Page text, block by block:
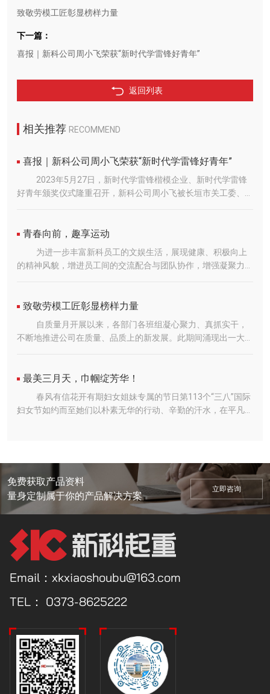
致敬劳模工匠彰显榜样力量
下一篇：
喜报｜新科公司周小飞荣获“新时代学雷锋好青年”
返回列表
相关推荐 RECOMMEND
喜报｜新科公司周小飞荣获“新时代学雷锋好青年”
2023年5月27日，新时代学雷锋楷模企业、新时代学雷锋
好青年颁奖仪式隆重召开，新科公司周小飞被长垣市关工委、长
术部机械设计主任。工作中，周小飞始终坚持学以致用、用有所
成的原则，干一行爱一行，专一行精一行。自任职以来获得发明
专利7项，荣获实用新型专利56项，荣获长垣市科学技术成果奖
4项。在职期间多次主导山西晋钢锻造科技园项目、江西自立环
重大项目，其设计的起重机性能稳定、运行平稳，受到广大用户
的一致好评。曾主导设计CXSM200/75-42m、CXSM500/250-
42m大吨位大跨度起重机；参与公司单梁、卷扬起重机系列
化、模块化设计，推动公司技术创新发展。周小飞还积极参与公
愧的“新时代学雷锋好青年”！雷锋精神广为弘扬，赓续传承，激
励着一代又一代人，新科公司不断涌现出一批忠诚于党、奉献祖
国、锐意进取、自强不息、服务人民的新时代岗位学雷锋好青
硬的产品质量，完善的售后服务，赢得客户的青睐。先后荣
获“***高新技术企业”、“***专精特新“小巨人”企业”、“国家知识
产权优势企业”、“河南省质量标杆企业”、“河南省企业技术中
心”、“省级新一代信息技术融合应用新模式示范企业”、“河南省
业”、“长垣市市长质量奖”等诸多荣誉。新科公司始终弘扬“跨越
***，志在超越，做受人尊敬的企业”的企业理念，未来五年，将
努力打造不同产业领域细分市场的绿色化、轻量化、智能化物料
搬运系统解决方案***方阵的***者！
青春向前，趣享运动
为进一步丰富新科员工的文娱生活，展现健康、积极向上
的精神风貌，增进员工间的交流配合与团队协作，增强凝聚力与
幕词，他希望员工们通过比赛充分展示团队合作精神和顽强拼搏
精神，同时也希望通过比赛增进友谊，增强团队凝聚力，真正做
到心往一处想、劲往一处使，拧成一股绳，让五四精神薪火相
传，把体育精神融合到工作中，以优异的成绩展示新科职工的风
强拼搏的作风、顾全大局的意识、团结协作的精神转化到新时代
奋进新征程的实践中来！正如游戏的名字，“东南西北跑”意味着
每位员工要积蓄力量，奋力奔跑，无论是个人还是团体，都要有
目标和方向，无惧困难，永不服输，以“奔跑者”的决心和姿态，
了积极向上、热烈奋进的氛围。中国有句古话：“团结就是力
量”，不得不说，三人四足比赛中的每一步都需要三个人团结起
来共同努力，默契十足方可成功。赛场上，乒乓球在球桌上来回
飞舞，战况激烈，扣球、旋转球等各种技法精彩呈现，引来观众
们喝彩连连，展示出高质量的竞技水平和员工们积极进取、昂扬
向上的精神风貌。比赛中，参赛者们精力充沛，信心十足，扣
杀、吊球等各种战术灵活运用，充分展示员工们不畏挑战、永不
服输的奋斗精神，观众们也看的不亦乐乎。此次运动会充分展现
新科公司也将持续不断地为员工们举办形式多样的文体活动，丰
富职工精神文化生活，提升员工们的获得感和幸福感，引领团结
致敬劳模工匠彰显榜样力量
自质量月开展以来，各部门各班组凝心聚力、真抓实干，
不断地推进公司在质量、品质上的新发展。此期间涌现出一大批
工作范例双八班王磊王磊同志是公司双梁班的一名新进员工，工
作态度端正，干工作不挑活，技术过硬，焊接效率高、质量好，
加班无怨言，始终保持着对电焊工做的热爱。来到新科虽然只有
短短几个月时间，但他的实力却早已在一簇簇四溅的火花中，一
己所焊的每一道焊口都是认真负责，确保焊一道合格一道，决不
允许出现质量问题。多年的焊接经验和个人努力，让王磊有着自
己的独特心得，他摸索到了一个***佳的数值，可以保证焊接成
型更美观、熔合度更高。不仅提升了产品外观品质，更在细节上
动作麻利地他，伴随着飞溅的焊花，一道道利落的焊接口便呈现
出来。工作很平凡，但是在这平凡的背后我们分明看到了许多无
法被平凡遮掩的光芒。这个在生活上容易满足而在工作中永远孜
孜不倦追求的人，平和而坚毅地专注在焊工这一个普通的岗位
占峰有这样一个人，十年来在自己的岗位上默默耕耘，坚守平凡
的生产骨干。他深刻地体会到，作为一名技能工人，要想实现自
己的人生价值，就是要立足本职岗位充分锻炼，不断完善提高自
身素质，他就是数控加工车间的数控工人陈占峰。一直以来他工
作在数控加工一线，帮助并见证公司产能质的增长，期间他不断
提升专业能力，掌握公司各种产品的编程及加工，通过宝贵的工
最美三月天，巾帼绽芳华！
春风有信花开有期妇女姐妹专属的节日第113个“三八”国际
妇女节如约而至她们以朴素无华的行动、辛勤的汗水，在平凡的
女主角”在这个特别的日子里，新科公司副总经理田占军携全体
女职工们共同开展了“***美三月天，巾帼绽芳华”的主题文化活
动，为辛勤奋斗的女职工们打造了一个健康、和谐、快乐、温
馨、难忘的美好一天。“***美三月天，巾帼绽芳华”，女职工们
通过分组竞赛，在游戏中体验活动的乐趣，收获团队协作的正能
量。活动结束后，女职工们纷纷表示，今后将继续以巾帼不让须
眉的豪气、英姿飒爽的锐气、撑起“半边天”的勇气，紧跟时代步
伐，聚焦工作重点，创新工作方法，在干好各项工作高质量发展
投入到公司建设工作中去。寒冬已去，暖春踏来撷一缕春风,沾
两滴春雨,采三片春叶,摘四朵春花,织成五颜六色的祝福,伴着七彩
的牵挂,愿您容颜永驻笑容常在祝您“三八”女神节快乐!
免费获取产品资料
量身定制属于你的产品解决方案
立即咨询
Email：xkxiaoshoubu@163.com
TEL： 0373-8625222